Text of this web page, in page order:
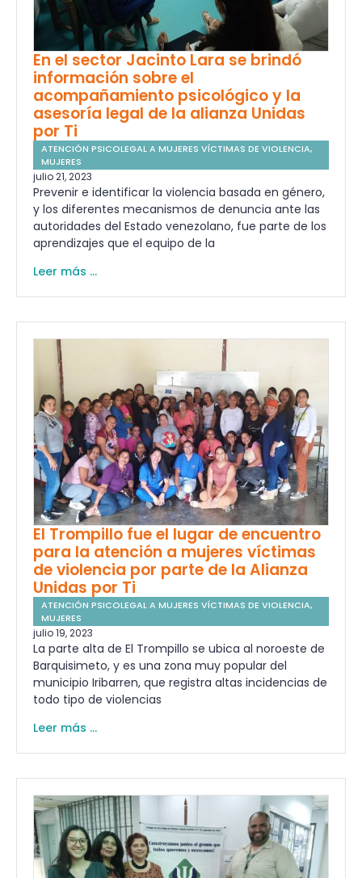
En el sector Jacinto Lara se brindó
información sobre el
acompañamiento psicológico y la
asesoría legal de la alianza Unidas
por Ti
ATENCIÓN PSICOLEGAL A MUJERES VÍCTIMAS DE VIOLENCIA,
MUJERES
julio 21, 2023
Prevenir e identificar la violencia basada en género,
y los diferentes mecanismos de denuncia ante las
autoridades del Estado venezolano, fue parte de los
aprendizajes que el equipo de la
Leer más ...
El Trompillo fue el lugar de encuentro
para la atención a mujeres víctimas
de violencia por parte de la Alianza
Unidas por Ti
ATENCIÓN PSICOLEGAL A MUJERES VÍCTIMAS DE VIOLENCIA,
MUJERES
julio 19, 2023
La parte alta de El Trompillo se ubica al noroeste de
Barquisimeto, y es una zona muy popular del
municipio Iribarren, que registra altas incidencias de
todo tipo de violencias
Leer más ...